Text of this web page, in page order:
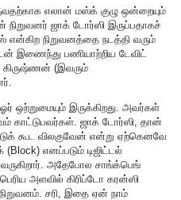
எலான் மஸ்க் குழு ஒன்றையும்
நிறுவனர் ஜாக் டோர்ஸி இருப்பதாகச்
நிறுவனத்தை நடத்தி வரும்
இணைந்து பணியாற்றிய டேவிட்
(இவரும்
ஒற்றுமையும் இருக்கிறது. அவர்கள்
காட்டுபவர்கள். ஜாக் டோர்ஸி, தான்
கூட விலகுவேன் என்று ஏற்கெனவே
எனப்படும் டிஜிட்டல்
அதேபோல சாங்க்பெங்
அளவில் கிரிப்டோ கரன்ஸி
சரி, இதை ஏன் நாம்